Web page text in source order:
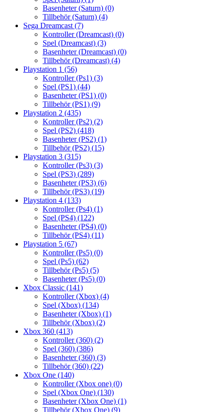
Basenheter (Saturn) (0)
Tillbehör (Saturn) (4)
Sega Dreamcast (7)
Kontroller (Dreamcast) (0)
Spel (Dreamcast) (3)
Basenheter (Dreamcast) (0)
Tillbehör (Dreamcast) (4)
Playstation 1 (56)
Kontroller (Ps1) (3)
Spel (PS1) (44)
Basenheter (PS1) (0)
Tillbehör (PS1) (9)
Playstation 2 (435)
Kontroller (Ps2) (2)
Spel (PS2) (418)
Basenheter (PS2) (1)
Tillbehör (PS2) (15)
Playstation 3 (315)
Kontroller (Ps3) (3)
Spel (PS3) (289)
Basenheter (PS3) (6)
Tillbehör (PS3) (19)
Playstation 4 (133)
Kontroller (Ps4) (1)
Spel (PS4) (122)
Basenheter (PS4) (0)
Tillbehör (PS4) (11)
Playstation 5 (67)
Kontroller (Ps5) (0)
Spel (Ps5) (62)
Tillbehör (Ps5) (5)
Basenheter (Ps5) (0)
Xbox Classic (141)
Kontroller (Xbox) (4)
Spel (Xbox) (134)
Basenheter (Xbox) (1)
Tillbehör (Xbox) (2)
Xbox 360 (413)
Kontroller (360) (2)
Spel (360) (386)
Basenheter (360) (3)
Tillbehör (360) (22)
Xbox One (140)
Kontroller (Xbox one) (0)
Spel (Xbox One) (130)
Basenheter (Xbox One) (1)
Tillbehör (Xbox One) (9)